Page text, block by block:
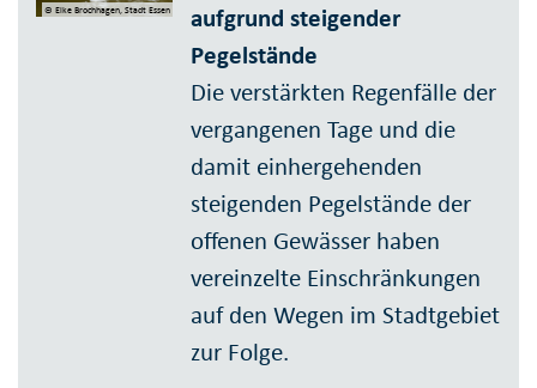
© Elke Brochhagen, Stadt Essen
aufgrund steigender
Pegelstände
Die verstärkten Regenfälle der
vergan­genen Tage und die
damit einher­gehenden
steigenden Pegel­stände der
offenen Gewässer haben
vereinzelte Einschrän­kungen
auf den Wegen im Stadtgebiet
zur Folge.